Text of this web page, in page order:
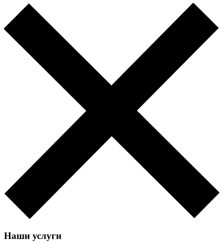
Наши услуги